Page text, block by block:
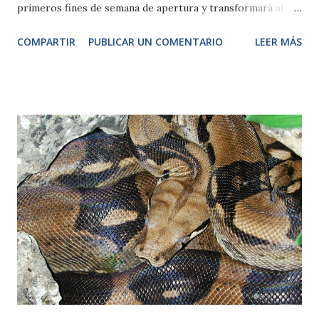
primeros fines de semana de apertura y transformará al
sus principales narradores. Contará con ponencias de los
temporada con un emocionante evento que promete
transportar a los visitantes a través de los grandes
momentos de nuestra Historia: la primera edición de la
Feria del Libro Histórico. Este encuentro literario reunirá
a las principales editoriales especializadas y a reconocidos
autores de novela histórica en un escenario único, diseñado
para fascinar a todos los apasionados de la Historia, el arte
y la literatura. Organizada en colaboración con la
Asociación "Escritores con la Histor...
COMPARTIR PUBLICAR UN COMENTARIO LEER MÁS